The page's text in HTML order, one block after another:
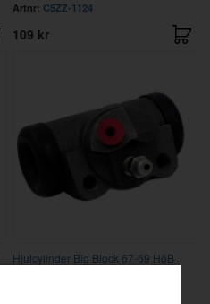
Artnr: C5ZZ-1124
109 kr
Hjulcylinder Big Block 67-69 HöB